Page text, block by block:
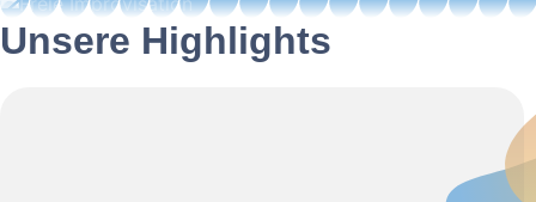
Unsere Highlights